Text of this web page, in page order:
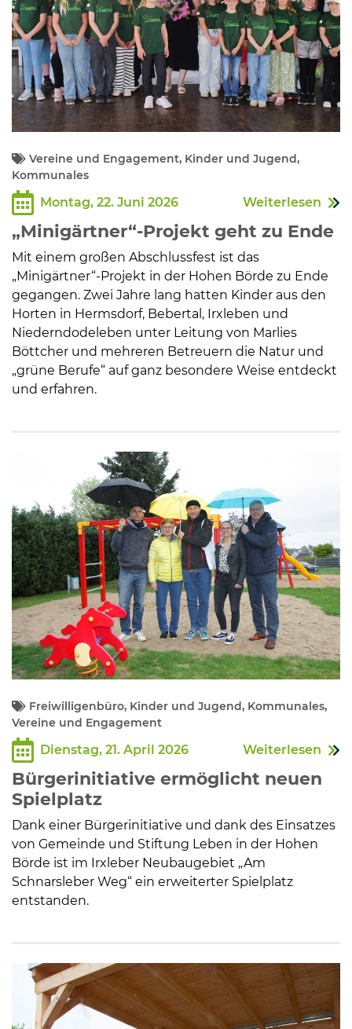
Vereine und Engagement, Kinder und Jugend,
Kommunales
Montag, 22. Juni 2026 Weiterlesen
„Minigärtner“-Projekt geht zu Ende
Mit einem großen Abschlussfest ist das
„Minigärtner“-Projekt in der Hohen Börde zu Ende
gegangen. Zwei Jahre lang hatten Kinder aus den
Horten in Hermsdorf, Bebertal, Irxleben und
Niederndodeleben unter Leitung von Marlies
Böttcher und mehreren Betreuern die Natur und
„grüne Berufe“ auf ganz besondere Weise entdeckt
und erfahren.
Freiwilligenbüro, Kinder und Jugend, Kommunales,
Vereine und Engagement
Dienstag, 21. April 2026 Weiterlesen
Bürgerinitiative ermöglicht neuen
Spielplatz
Dank einer Bürgerinitiative und dank des Einsatzes
von Gemeinde und Stiftung Leben in der Hohen
Börde ist im Irxleber Neubaugebiet „Am
Schnarsleber Weg“ ein erweiterter Spielplatz
entstanden.